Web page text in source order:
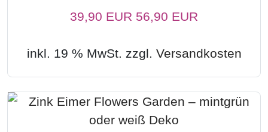
39,90 EUR 56,90 EUR
inkl. 19 % MwSt. zzgl. Versandkosten